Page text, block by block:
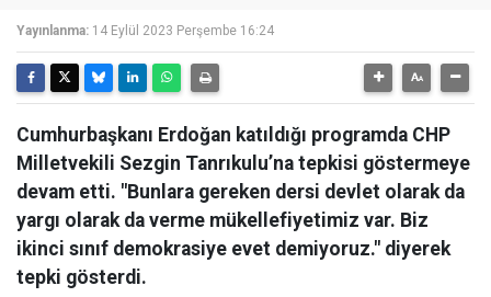
Yayınlanma: 14 Eylül 2023 Perşembe 16:24
Cumhurbaşkanı Erdoğan katıldığı programda CHP
Milletvekili Sezgin Tanrıkulu’na tepkisi göstermeye
devam etti. "Bunlara gereken dersi devlet olarak da
yargı olarak da verme mükellefiyetimiz var. Biz
ikinci sınıf demokrasiye evet demiyoruz." diyerek
tepki gösterdi.